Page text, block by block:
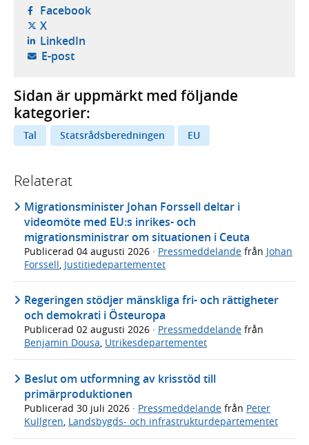
Facebook- öppnas i ny flik, extern webbplats,
X- öppnas i ny flik, extern webbplats,
LinkedIn- öppnas i ny flik, extern webbplats,
E-post- öppnar din e-postklient,
Sidan är uppmärkt med följande
kategorier:
Tal Statsrådsberedningen EU
Relaterat
Migrationsminister Johan Forssell deltar i
videomöte med EU:s inrikes- och
migrationsministrar om situationen i Ceuta
Publicerad 04 augusti 2026 · Pressmeddelande från Johan
Forssell Justitiedepartementet
Regeringen stödjer mänskliga fri- och rättigheter
och demokrati i Östeuropa
Publicerad 02 augusti 2026 · Pressmeddelande från
Benjamin Dousa, Utrikesdepartementet
Beslut om utformning av krisstöd till
primärproduktionen
Publicerad 30 juli 2026 · Pressmeddelande från Peter
Kullgren, Landsbygds- och infrastrukturdepartementet